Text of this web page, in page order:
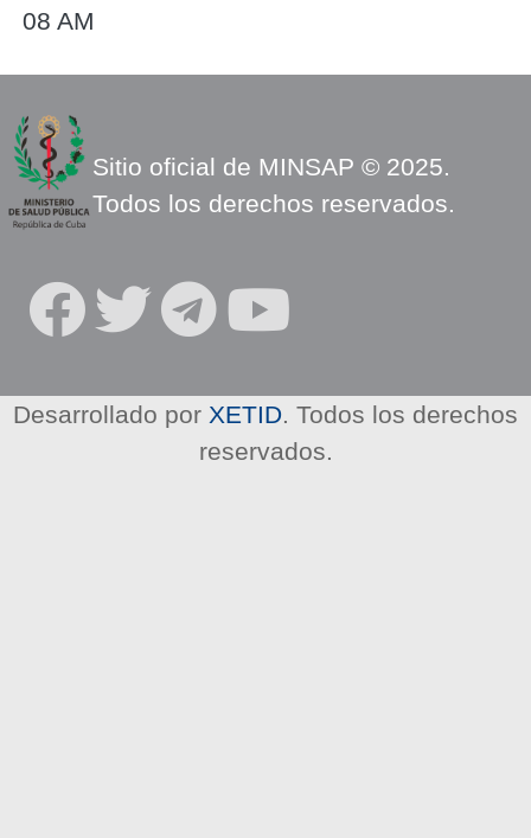
08 AM
Sitio oficial de MINSAP © 2025.
Todos los derechos reservados.
R
E
Desarrollado por XETID . Todos los derechos
reservados.